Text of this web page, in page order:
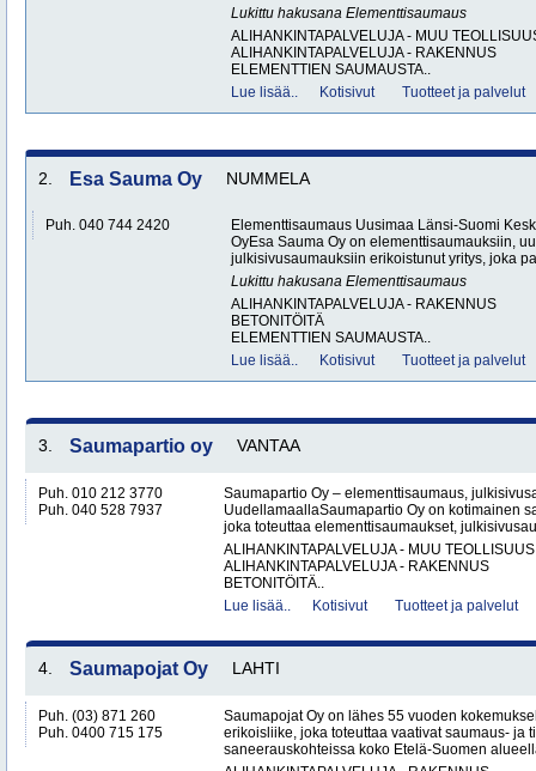
Lukittu hakusana Elementtisaumaus
ALIHANKINTAPALVELUJA - MUU
ALIHANKINTAPALVELUJA - RAKENNUS
ELEMENTTIEN SAUMAUSTA..
Lue lisää..
Kotisivut Tuotteet ja palvelut
2. Esa Sauma Oy NUMMELA
Puh. 040 744 2420
Elementtisaumaus Uusimaa Länsi-Suomi
OyEsa Sauma Oy on elementtisaumauksiin,
julkisivusaumauksiin erikoistunut yritys, joka
Lukittu hakusana Elementtisaumaus
ALIHANKINTAPALVELUJA - RAKENNUS
BETONITÖITÄ
ELEMENTTIEN SAUMAUSTA..
Lue lisää..
Kotisivut Tuotteet ja palvelut
3. Saumapartio oy VANTAA
Puh. 010 212 3770
Puh. 040 528 7937
Saumapartio Oy – elementtisaumaus,
UudellamaallaSaumapartio Oy on kotimainen
joka toteuttaa elementtisaumaukset,
ALIHANKINTAPALVELUJA - MUU TEOLLISUUS
ALIHANKINTAPALVELUJA - RAKENNUS
BETONITÖITÄ..
Lue lisää..
Kotisivut Tuotteet ja palvelut
4. Saumapojat Oy LAHTI
Puh. (03) 871 260
Puh. 0400 715 175
Saumapojat Oy on lähes 55 vuoden
erikoisliike, joka toteuttaa vaativat saumaus- ja
saneerauskohteissa koko Etelä-Suomen